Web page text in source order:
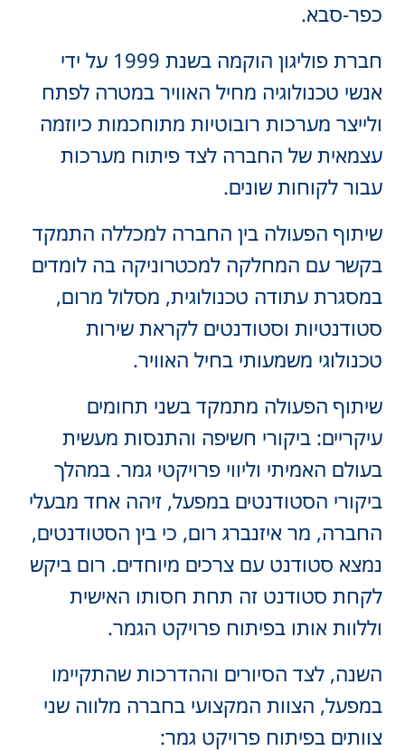
סבא.
חברת פוליגון הוקמה בשנת 1999 על ידי
טכנולוגיה מחיל האוויר במטרה לפתח
מערכות רובוטיות מתוחכמות כיוזמה
של החברה לצד פיתוח מערכות
לקוחות שונים.
הפעולה בין החברה למכללה התמקד
עם המחלקה למכטרוניקה בה לומדים
עתודה טכנולוגית, מסלול מרום,
וסטודנטים לקראת שירות
משמעותי בחיל האוויר.
הפעולה מתמקד בשני תחומים
ביקורי חשיפה והתנסות מעשית
האמיתי וליווי פרויקטי גמר. במהלך
הסטודנטים במפעל, זיהה אחד מבעלי
מר איזנברג רום, כי בין הסטודנטים,
סטודנט עם צרכים מיוחדים. רום ביקש
סטודנט זה תחת חסותו האישית
אותו בפיתוח פרויקט הגמר.
לצד הסיורים וההדרכות שהתקיימו
הצוות המקצועי בחברה מלווה שני
בפיתוח פרויקט גמר: